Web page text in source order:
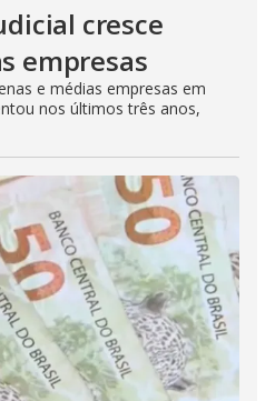
cresce
empresas
e médias empresas em
nos últimos três anos,